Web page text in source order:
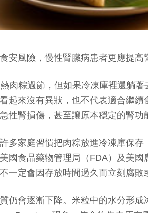
風險，慢性腎臟病患者更應提高
肉粽過節，但如果冷凍庫裡還躺
起來沒有異狀，也不代表適合繼
性腎損傷，甚至讓原本穩定的腎功
多家庭習慣把肉粽放進冷凍庫保
國食品藥物管理局（FDA）及美
定會因存放時間過久而立刻腐敗
仍會逐漸下降。米粒中的水分形